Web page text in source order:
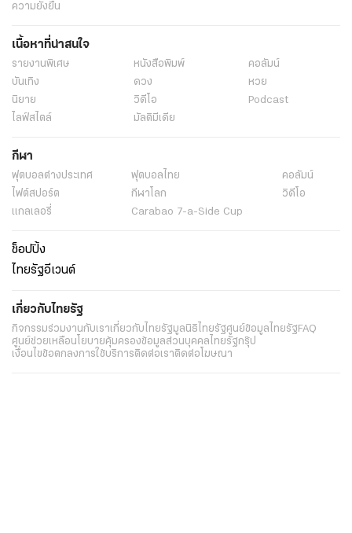
ความยั่งยืน
เนื้อหาที่น่าสนใจ
รายงานพิเศษ หนังสือพิมพ์
คอลัมน์
บันเทิง
ดวง
หวย
นิยาย
วิดีโอ
Podcast
ไลฟ์สไตล์
มัลติมีเดีย
กีฬา
ฟุตบอลต่่างประเทศ ฟุตบอลไทย
คอลัมน์
ไฟต์สปอร์ต
กีฬาโลก
วิดีโอ
แกลเลอรี่
Carabao 7-a-Side Cup
ช็อปปิ้ง
ไทยรัฐอีเวนต์
เกี่ยวกับไทยรัฐ
กิจกรรมร่วมงานกับเราเกี่ยวกับไทยรัฐมูลนิธิไทยรัฐศูนย์ข้อมูลไทยรัฐFAQ
ศูนย์ช่วยเหลือนโยบายคุ้มครองข้อมูลส่วนบุคคลไทยรัฐกรุ๊ป
เงื่อนไขข้อตกลงการใช้บริการติดต่อเราติดต่อโฆษณา